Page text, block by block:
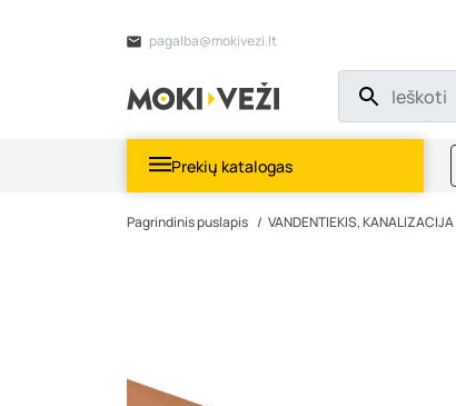
pagalba@mokivezi.lt
Prekių katalogas
Pagrindinis puslapis VANDENTIEKIS, KANALIZACIJA